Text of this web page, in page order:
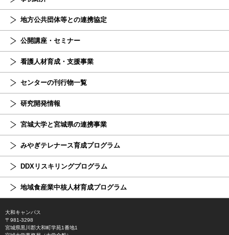
地方公共団体等との連携協定
公開講座・セミナー
看護人材育成・支援事業
センターの刊行物一覧
研究開発情報
宮城大学と宮城県の連携事業
みやぎテレナース育成プログラム
DDXリスキリングプログラム
地域食産業中核人材育成プログラム
大和キャンパス
〒981-3298
宮城県黒川郡大和町学苑1番地1